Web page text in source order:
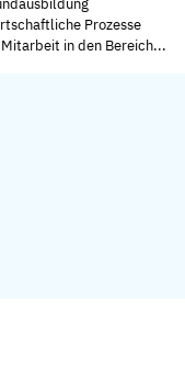
Prozesse
in den Bereich...